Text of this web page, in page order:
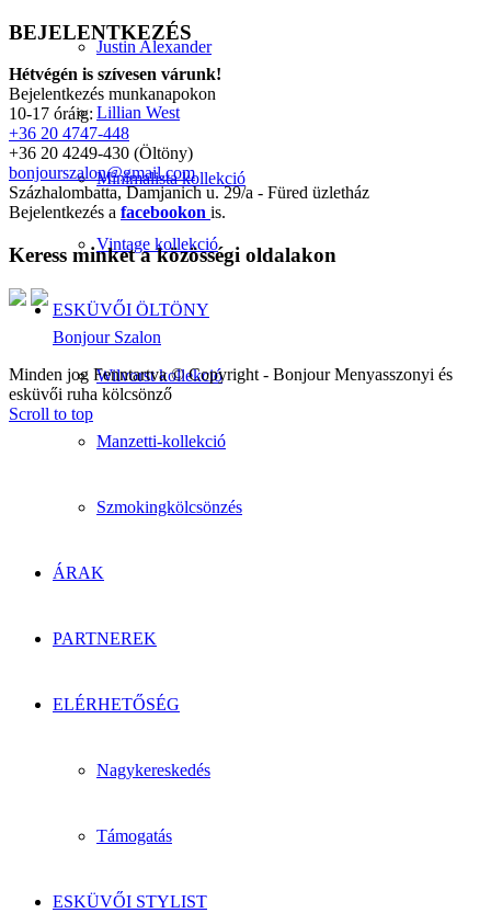
Justin Alexander
Lillian West
Minimalista kollekció
Vintage kollekció
ESKÜVŐI ÖLTÖNY
Wilvorst kollekció
Manzetti-kollekció
Szmokingkölcsönzés
ÁRAK
PARTNEREK
ELÉRHETŐSÉG
Nagykereskedés
Támogatás
ESKÜVŐI STYLIST
BEJELENTKEZÉS
Hétvégén is szívesen várunk!
Bejelentkezés munkanapokon
10-17 óráig:
+36 20 4747-448
+36 20 4249-430 (Öltöny)
bonjourszalon@gmail.com
Százhalombatta, Damjanich u. 29/a - Füred üzletház
Bejelentkezés a facebookon is.
Keress minket a közösségi oldalakon
Bonjour Szalon
Minden jog Fenntartva © Copyright - Bonjour Menyasszonyi és
esküvői ruha kölcsönző
Scroll to top